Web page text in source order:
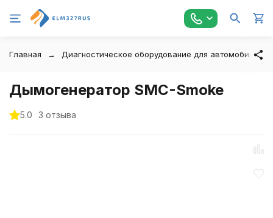
Главная Диагностическое оборудование для автомобилей
Дымогенератор SMC-Smoke
5.0 3 отзыва